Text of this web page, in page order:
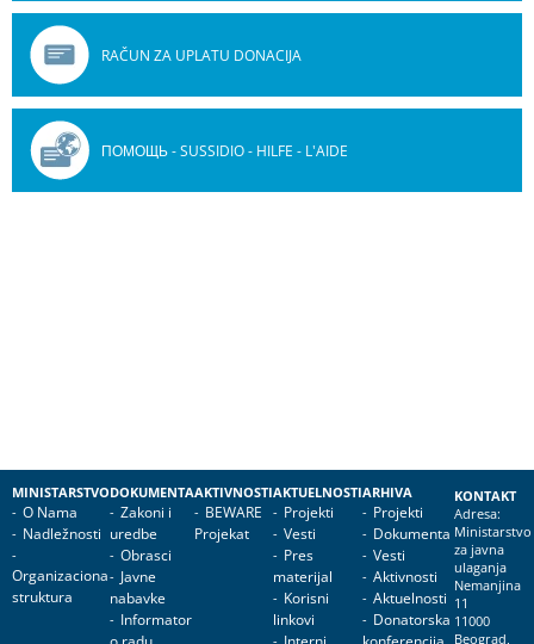
RAČUN ZA UPLATU DONACIJA
ПОМОЩЬ - SUSSIDIO - HILFE - L'AIDE
MINISTARSTVO
O Nama
Nadležnosti
Organizaciona
struktura
DOKUMENTA
Zakoni i
uredbe
Obrasci
Javne
nabavke
Informator
AKTIVNOSTI
BEWARE
Projekat
AKTUELNOSTI
Projekti
Vesti
Pres
materijal
Korisni
linkovi
ARHIVA
Projekti
Dokumenta
Vesti
Aktivnosti
Aktuelnosti
Donatorska
KONTAKT
Adresa:
Ministarstvo
za javna
ulaganja
Nemanjina
11
11000
Beograd,